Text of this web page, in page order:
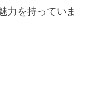
力を持っていま